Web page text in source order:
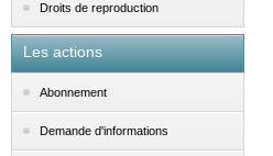
Droits de reproduction
Les actions
Abonnement
Demande d'informations